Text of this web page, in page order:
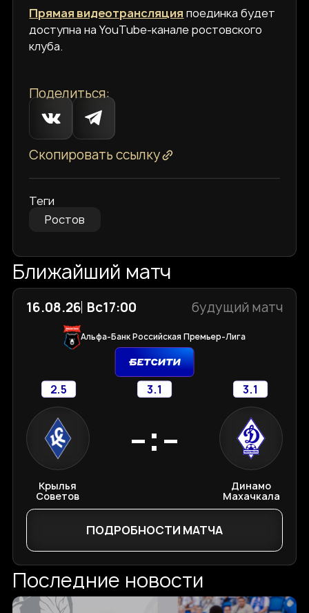
Прямая видеотрансляция поединка будет
доступна на YouTube-канале ростовского
клуба.
Поделиться:
Скопировать ссылку
Теги
Ростов
Ближайший матч
16.08.26 Вс17:00 будущий матч
Альфа-Банк Российская Премьер-Лига
2.5 3.1 3.1
Крылья
Советов
-:-
Динамо
Махачкала
ПОДРОБНОСТИ МАТЧА
Последние новости